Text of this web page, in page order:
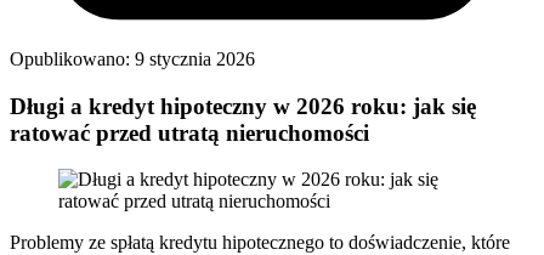
Opublikowano: 9 stycznia 2026
Długi a kredyt hipoteczny w 2026 roku: jak się
ratować przed utratą nieruchomości
Problemy ze spłatą kredytu hipotecznego to doświadczenie, które